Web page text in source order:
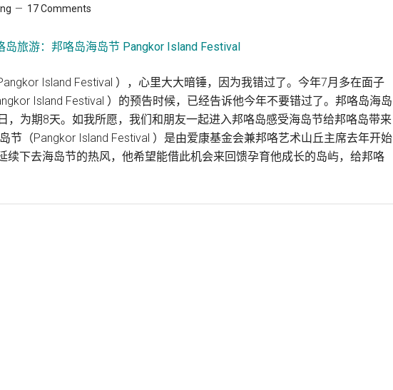
鲜
楼
17 Comments
Island Festival ），心里大大暗锤，因为我错过了。今年7月多在面子
Island Festival ）的预告时候，已经告诉他今年不要错过了。邦咯岛海岛
，为期8天。如我所愿，我们和朋友一起进入邦咯岛感受海岛节给邦咯岛带来
节（Pangkor Island Festival ）是由爱康基金会兼邦咯艺术山丘主席去年开始
续下去海岛节的热风，他希望能借此机会来回馈孕育他成长的岛屿，给邦咯